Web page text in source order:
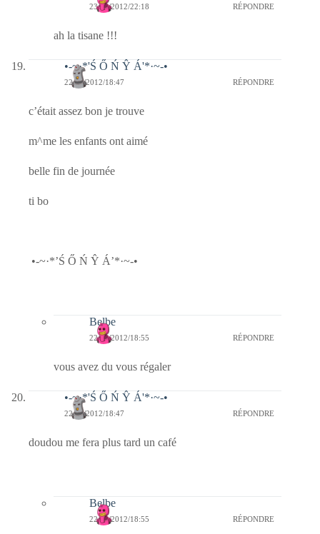
23/01/2012/22:18 RÉPONDRE
ah la tisane !!!
•-~·*'Ś Ő Ń Ŷ Á'*·~-•
22/01/2012/18:47 RÉPONDRE
c’était assez bon je trouve
m^me les enfants ont aimé
belle fin de journée
ti bo
•-~·*’Ś Ő Ń Ŷ Á’*·~-•
Belbe
22/01/2012/18:55 RÉPONDRE
vous avez du vous régaler
•-~·*'Ś Ő Ń Ŷ Á'*·~-•
22/01/2012/18:47 RÉPONDRE
doudou me fera plus tard un café
Belbe
22/01/2012/18:55 RÉPONDRE